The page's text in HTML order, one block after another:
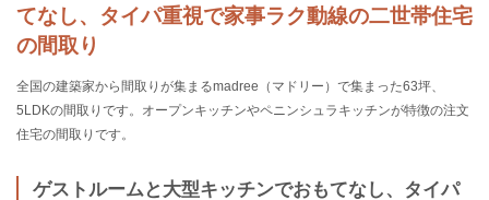
てなし、タイパ重視で家事ラク動線の二世帯住宅
の間取り
全国の建築家から間取りが集まるmadree（マドリー）で集まった63坪、
5LDKの間取りです。オープンキッチンやペニンシュラキッチンが特徴の注文
住宅の間取りです。
ゲストルームと大型キッチンでおもてなし、タイパ